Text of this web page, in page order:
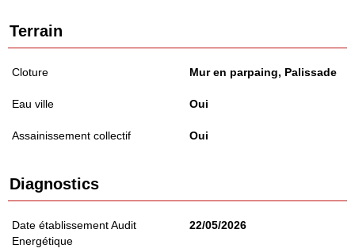
Terrain
Cloture Mur en parpaing, Palissade
Eau ville Oui
Assainissement collectif Oui
Diagnostics
Date établissement Audit
Energétique
22/05/2026